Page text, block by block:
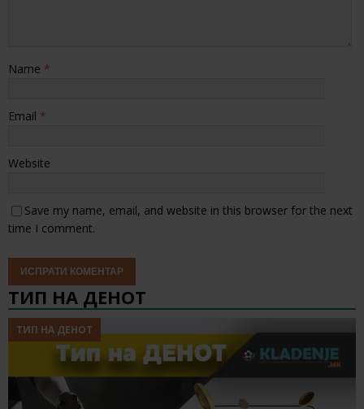
Name *
Email *
Website
Save my name, email, and website in this browser for the next
time I comment.
ТИП НА ДЕНОТ
ТИП НА ДЕНОТ